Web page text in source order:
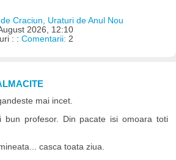
Craciun, Uraturi de Anul Nou
2026, 12:10
: : Comentarii: 2
mai incet.
bun profesor. Din pacate isi omoara toti
casca toata ziua.